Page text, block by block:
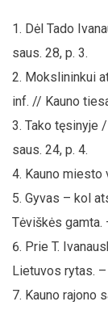
Dėl Tado
saus. 28, p. 3.
Mokslininkui
inf. // Kauno
Tako tęsinyje
saus. 24, p. 4.
Kauno miesto
Gyvas – kol
Tėviškės gamta.
Prie T.
Lietuvos rytas. –
Kauno rajono